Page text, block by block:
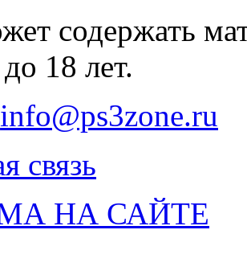
содержать
18 лет.
info@ps3zone.ru
связь
НА САЙТЕ